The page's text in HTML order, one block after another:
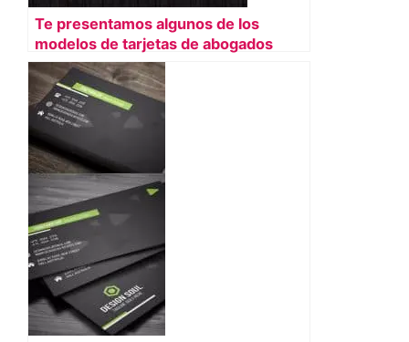
Te presentamos algunos de los
modelos de tarjetas de abogados